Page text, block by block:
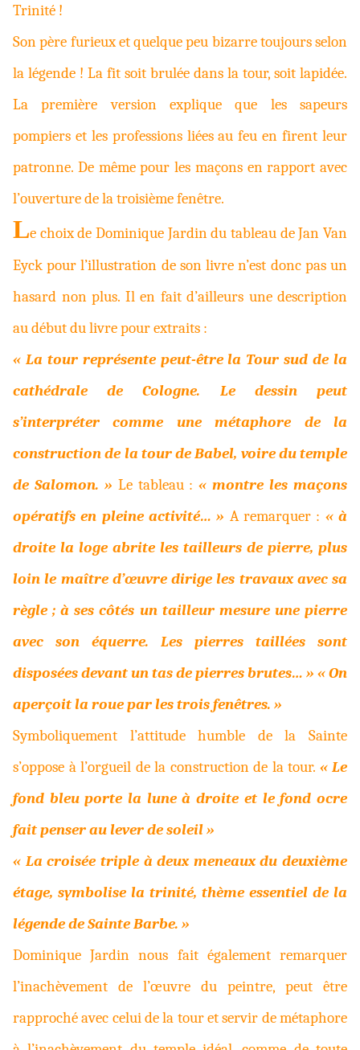
Trinité !
Son père furieux et quelque peu bizarre toujours selon
la légende ! La fit soit brulée dans la tour, soit lapidée.
La première version explique que les sapeurs
pompiers et les professions liées au feu en firent leur
patronne. De même pour les maçons en rapport avec
l’ouverture de la troisième fenêtre.
Le choix de Dominique Jardin du tableau de Jan Van
Eyck pour l’illustration de son livre n’est donc pas un
hasard non plus. Il en fait d’ailleurs une description
au début du livre pour extraits :
« La tour représente peut-être la Tour sud de la
cathédrale de Cologne. Le dessin peut
s’interpréter comme une métaphore de la
construction de la tour de Babel, voire du temple
de Salomon. » Le tableau :« montre les maçons
opératifs en pleine activité… » A remarquer : « à
droite la loge abrite les tailleurs de pierre, plus
loin le maître d’œuvre dirige les travaux avec sa
règle ; à ses côtés un tailleur mesure une pierre
avec son équerre. Les pierres taillées sont
disposées devant un tas de pierres brutes… » « On
aperçoit la roue par les trois fenêtres. »
Symboliquement l’attitude humble de la Sainte
s’oppose à l’orgueil de la construction de la tour. « Le
fond bleu porte la lune à droite et le fond ocre
fait penser au lever de soleil »
« La croisée triple à deux meneaux du deuxième
étage, symbolise la trinité, thème essentiel de la
légende de Sainte Barbe. »
Dominique Jardin nous fait également remarquer
l’inachèvement de l’œuvre du peintre, peut être
rapproché avec celui de la tour et servir de métaphore